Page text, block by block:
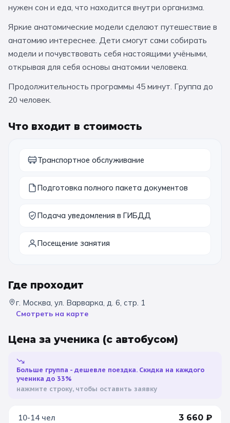
За кулисами театров
Усадьбы и заповедники Экологические
Народные промыслы Интерактивные
Квесты Мастер-классы
🎓 ПО КЛАССАМ
Все классы
Начальные классы
5 класс 6 класс
11 класс
География Ещё 7
🏛️ МУЗЕИ
Все музеи Музей космонавтики
Дарвиновский музей Ещё 6
📍 ПО ГОРОДАМ
Великий Новгород Алтай Архангельск
Рязань Мурманск Волгоград
нужен сон и еда, что находится внутри организма.
Яркие анатомические модели сделают путешествие в
анатомию интереснее. Дети смогут сами собирать
модели и почувствовать себя настоящими учёными,
открывая для себя основы анатомии человека.
Продолжительность программы 45 минут. Группа до
20 человек.
Что входит в стоимость
Транспортное обслуживание
Подготовка полного пакета документов
Подача уведомления в ГИБДД
Посещение занятия
Где проходит
г. Москва, ул. Варварка, д. 6, стр. 1
Смотреть на карте
Цена за ученика (с автобусом)
Больше группа - дешевле поездка. Скидка на каждого
ученика до 33%
нажмите строку, чтобы оставить заявку
10-14 чел 3 660 ₽